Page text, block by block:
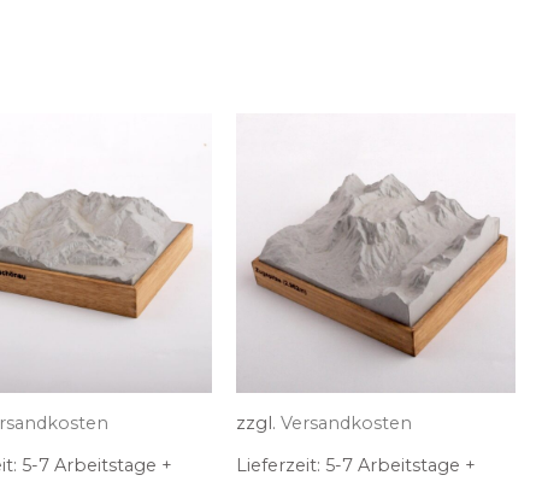
5-7 Arbeitstage +
zzgl. Versandkosten
Lieferzeit: 5-7 Arbeitstage +